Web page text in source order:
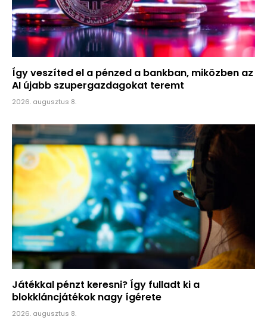
Így veszíted el a pénzed a bankban, miközben az
AI újabb szupergazdagokat teremt
2026. augusztus 8.
Játékkal pénzt keresni? Így fulladt ki a
blokkláncjátékok nagy ígérete
2026. augusztus 8.